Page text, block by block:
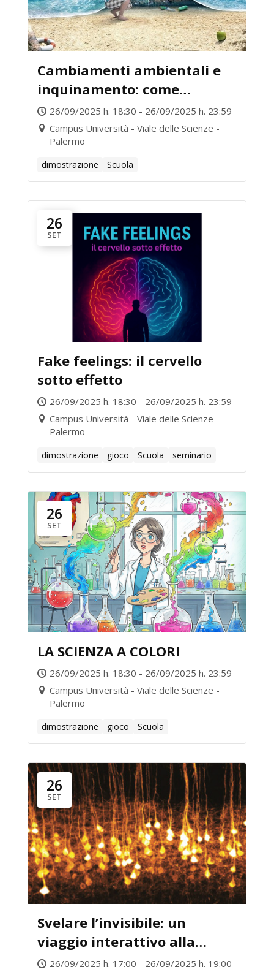
Cambiamenti ambientali e
inquinamento: come
rispondono gli ecosistemi
marini?
26/09/2025 h. 18:30 - 26/09/2025 h. 23:59
Campus Università - Viale delle Scienze -
Palermo
dimostrazione Scuola
26
SET
Fake feelings: il cervello
sotto effetto
26/09/2025 h. 18:30 - 26/09/2025 h. 23:59
Campus Università - Viale delle Scienze -
Palermo
dimostrazione gioco Scuola seminario
26
SET
LA SCIENZA A COLORI
26/09/2025 h. 18:30 - 26/09/2025 h. 23:59
Campus Università - Viale delle Scienze -
Palermo
dimostrazione gioco Scuola
26
SET
Svelare l’invisibile: un
viaggio interattivo alla
scoperta del microscopio
26/09/2025 h. 17:00 - 26/09/2025 h. 19:00